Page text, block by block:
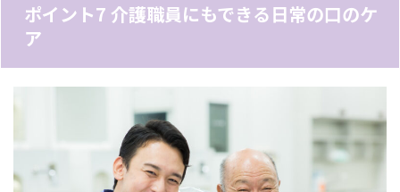
ポイント7 介護職員にもできる日常の口のケ
ア